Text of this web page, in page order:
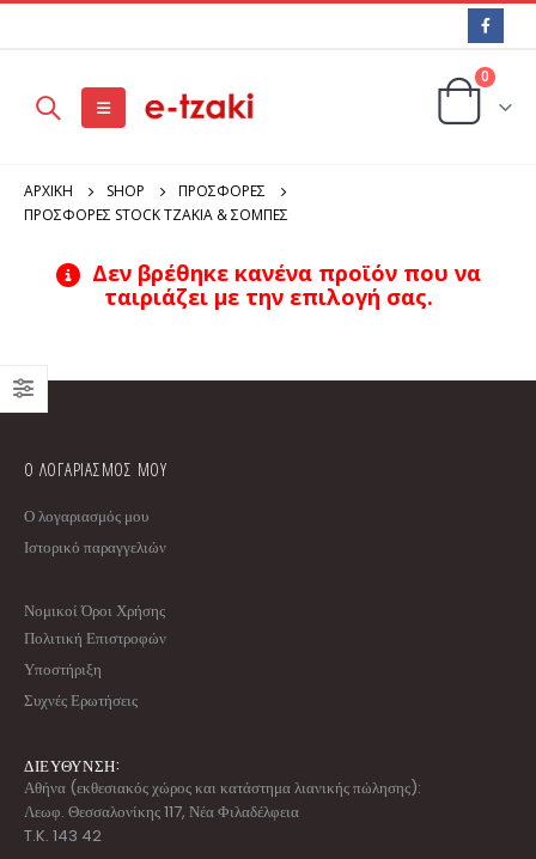
0
ΑΡΧΙΚΉ SHOP
ΠΡΟΣΦΟΡΕΣ
ΠΡΟΣΦΟΡΕΣ STOCK ΤΖΑΚΙΑ & ΣΟΜΠΕΣ
Δεν βρέθηκε κανένα προϊόν που να
ταιριάζει με την επιλογή σας.
Ο ΛΟΓΑΡΙΑΣΜΟΣ ΜΟΥ
Ο λογαριασμός μου
Ιστορικό παραγγελιών
Νομικοί Όροι Χρήσης
Πολιτική Επιστροφών
Υποστήριξη
Συχνές Ερωτήσεις
ΔΙΕΥΘΥΝΣΗ:
Αθήνα (εκθεσιακός χώρος και κατάστημα λιανικής πώλησης):
Λεωφ. Θεσσαλονίκης 117, Νέα Φιλαδέλφεια
T.K. 143 42